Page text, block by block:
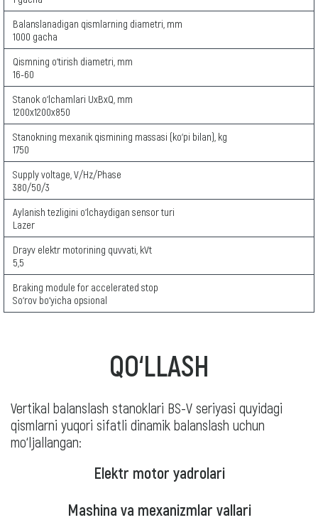
Balanslanadigan qismlarning diametri, mm
1000 gacha
Qismning o‘tirish diametri, mm
16-60
Stanok o‘lchamlari UxBxQ, mm
1200х1200х850
Stanokning mexanik qismining massasi (ko‘pi bilan), kg
1750
Supply voltage, V/Hz/Phase
380/50/3
Aylanish tezligini o‘lchaydigan sensor turi
Lazer
Drayv elektr motorining quvvati, kVt
5,5
Braking module for accelerated stop
So‘rov bo‘yicha opsional
QO‘LLASH
Vertikal balanslash stanoklari BS-V seriyasi quyidagi
qismlarni yuqori sifatli dinamik balanslash uchun
mo‘ljallangan:
Elektr motor yadrolari
Mashina va mexanizmlar vallari